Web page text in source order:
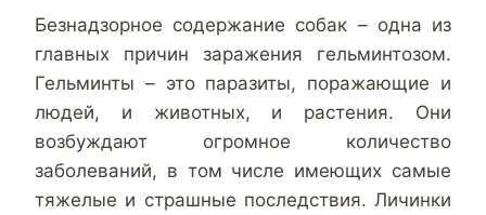
Безнадзорное содержание собак – одна из
главных причин заражения гельминтозом.
Гельминты – это паразиты, поражающие и
людей, и животных, и растения. Они
возбуждают огромное количество
заболеваний, в том числе имеющих самые
тяжелые и страшные последствия. Личинки